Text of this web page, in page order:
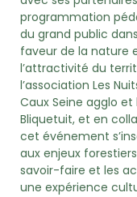
programmation
du grand public
faveur de la nature
l’attractivité du
l’association Les
Caux Seine agglo
Bliquetuit, et en
cet événement
aux enjeux
savoir-faire et les
une expérience